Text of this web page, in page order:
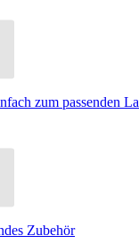
zum passenden
Zubehör